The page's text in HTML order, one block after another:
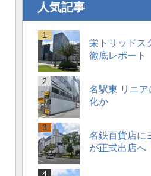
人気記事
栄トリッドス
徹底レポート
名駅東 リニ
化か
名鉄百貨店に
が正式出店へ